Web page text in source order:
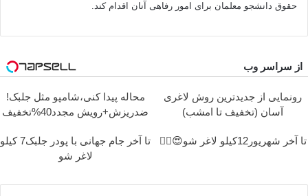
حقوق دانشجو معلمان برای امور رفاهی آنان اقدام کند.
از سراسر وب
رونمایی از جدیدترین روش لاغری
آسان (تخفیف تا امشب)
محاله پیدا کنی،شامپو مثل جلبک!
ضدریزش+رویش مجدد40%تخفیف
تا آخر شهریور12کیلو لاغر شو😍👌🏻
تا آخر جام جهانی با پودر جلبک7 کیلو
لاغر شو